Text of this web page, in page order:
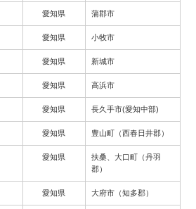
愛知県 蒲郡市
愛知県 小牧市
愛知県 新城市
愛知県 高浜市
愛知県 長久手市(愛知中部)
愛知県 豊山町（西春日井郡）
愛知県
扶桑、大口町（丹羽
郡）
愛知県 大府市（知多郡）